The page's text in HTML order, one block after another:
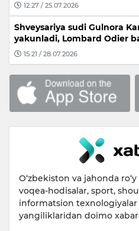
12:27 / 25.07.2026
Shveysariya sudi Gulnora
yakunladi, Lombard Odier
15:21 / 28.07.2026
O‘zbekiston va jahonda
voqea-hodisalar, sport,
informatsion texnologiyalar
yangiliklaridan doimo